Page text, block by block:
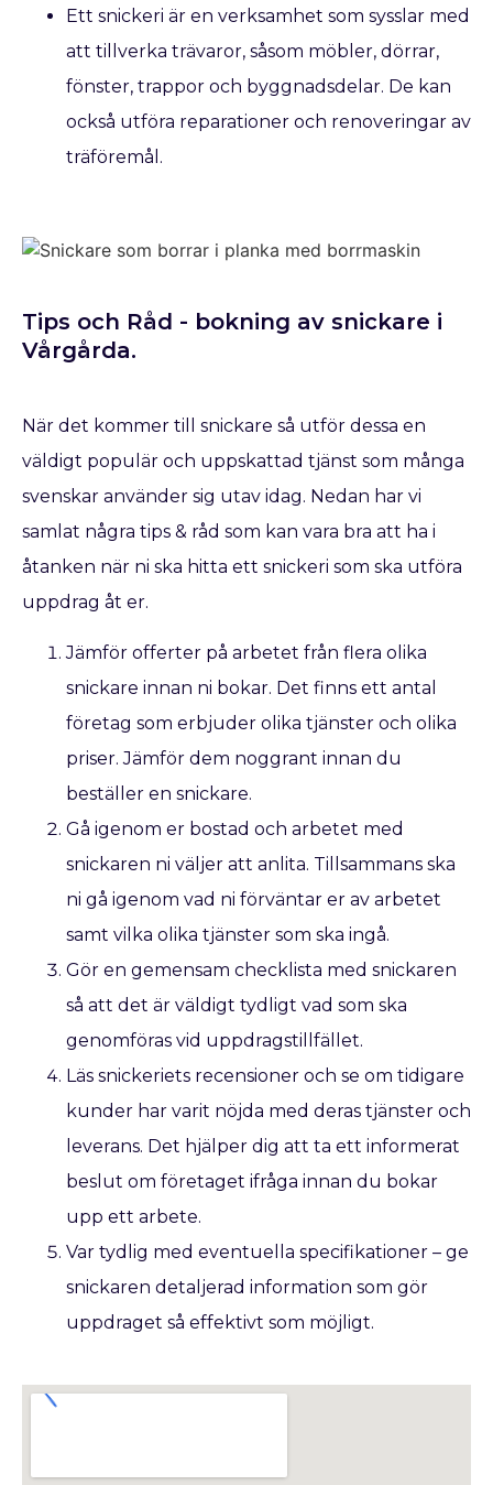
Ett snickeri är en verksamhet som sysslar med
att tillverka trävaror, såsom möbler, dörrar,
fönster, trappor och byggnadsdelar. De kan
också utföra reparationer och renoveringar av
träföremål.
Tips och Råd - bokning av snickare​ i
Vårgårda.
När det kommer till snickare så utför dessa en
väldigt populär och uppskattad tjänst som många
svenskar använder sig utav idag. Nedan har vi
samlat några tips & råd som kan vara bra att ha i
åtanken när ni ska hitta ett snickeri som ska utföra
uppdrag åt er.
Jämför offerter på arbetet från flera olika
snickare innan ni bokar. Det finns ett antal
företag som erbjuder olika tjänster och olika
priser. Jämför dem noggrant innan du
beställer en snickare.
Gå igenom er bostad och arbetet med
snickaren ni väljer att anlita. Tillsammans ska
ni gå igenom vad ni förväntar er av arbetet
samt vilka olika tjänster som ska ingå.
Gör en gemensam checklista med snickaren
så att det är väldigt tydligt vad som ska
genomföras vid uppdragstillfället.
Läs snickeriets recensioner och se om tidigare
kunder har varit nöjda med deras tjänster och
leverans. Det hjälper dig att ta ett informerat
beslut om företaget ifråga innan du bokar
upp ett arbete.
Var tydlig med eventuella specifikationer – ge
snickaren detaljerad information som gör
uppdraget så effektivt som möjligt.